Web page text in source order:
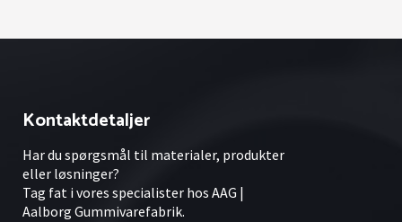
Kontaktdetaljer
Har du spørgsmål til materialer, produkter
eller løsninger?
Tag fat i vores specialister hos AAG |
Aalborg Gummivarefabrik.